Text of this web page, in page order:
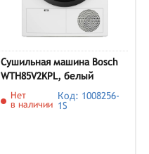
Сушильная машина Bosch
WTH85V2KPL, белый
Нет
в наличии
Код: 1008256-
1S